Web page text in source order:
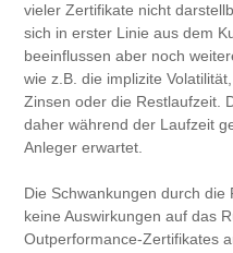
vieler Zertifikate nicht
sich in erster Linie aus dem
beeinflussen aber noch
wie z.B. die implizite
Zinsen oder die Restlaufzeit.
daher während der Laufzeit
Anleger erwartet.
Die Schwankungen durch
keine Auswirkungen auf das
Outperformance-Zertifikates